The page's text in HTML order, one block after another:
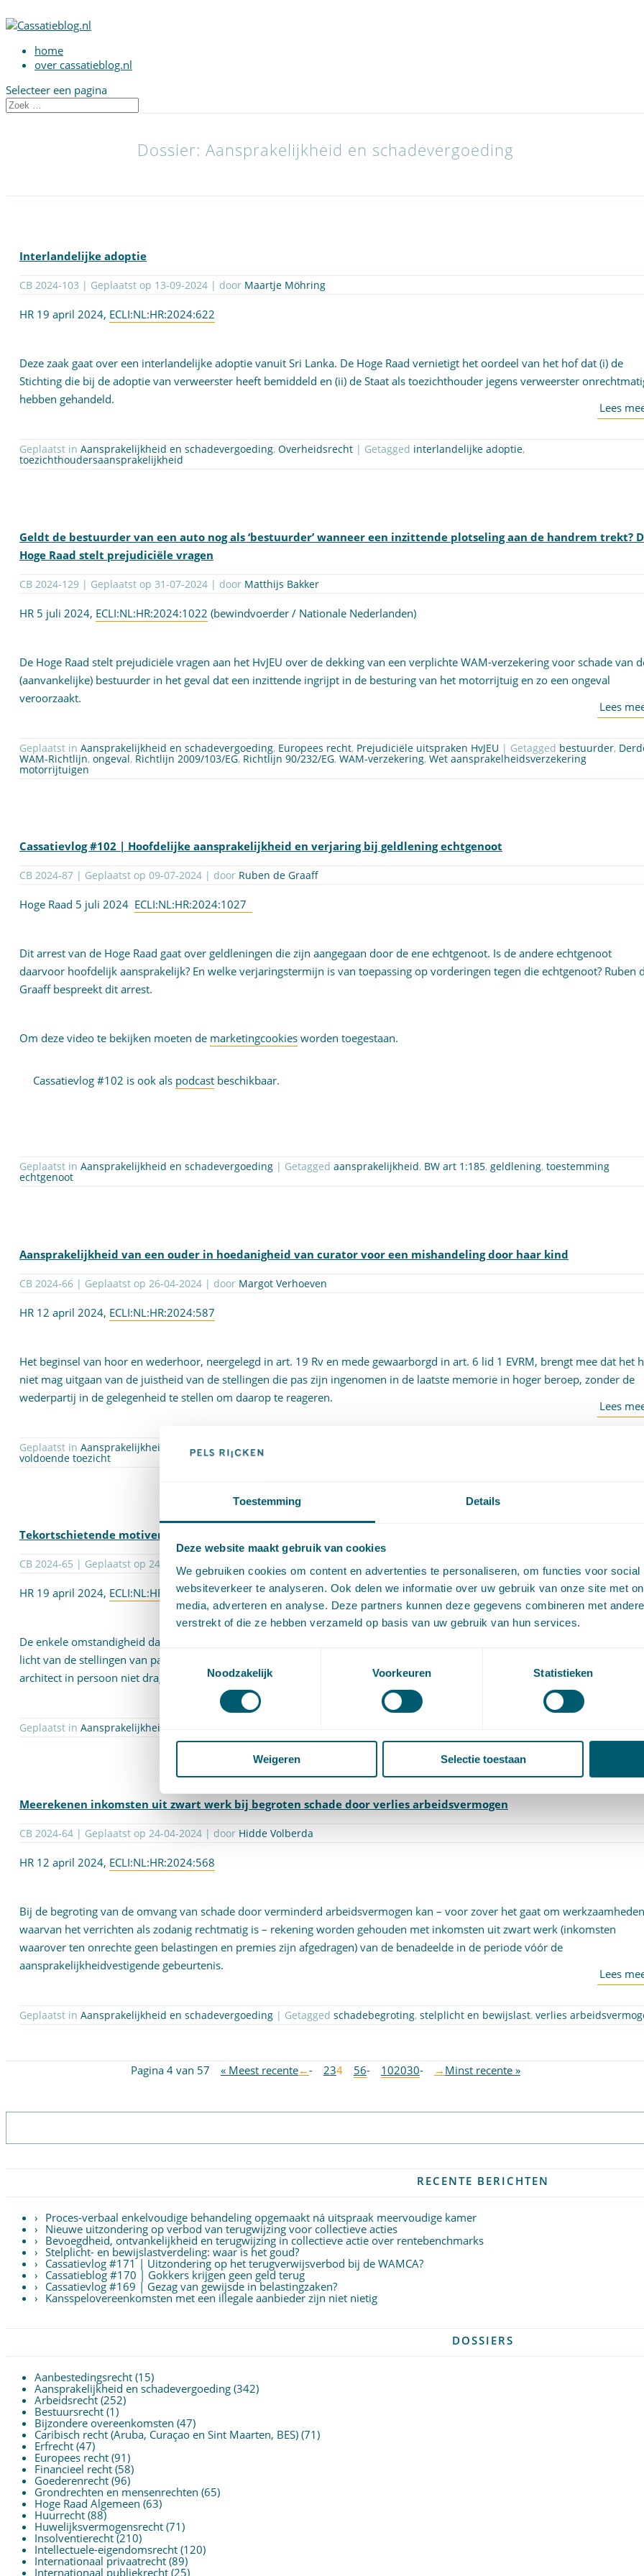
Toestemming Details
Deze website maakt gebruik van cookies
We gebruiken cookies om content en advertenties te personaliseren, om functies voor
websiteverkeer te analyseren. Ook delen we informatie over uw gebruik van onze site met
media, adverteren en analyse. Deze partners kunnen deze gegevens combineren met
verstrekt of die ze hebben verzameld op basis van uw gebruik van hun services.
Toestemmingsselectie
Noodzakelijk
Voorkeuren Statistieken
Weigeren Selectie toestaan
home
over cassatieblog.nl
Selecteer een pagina
Dossier: Aansprakelijkheid en schadevergoeding
Interlandelijke adoptie
CB 2024-103 | Geplaatst op 13-09-2024 | door Maartje Möhring
HR 19 april 2024, ECLI:NL:HR:2024:622
Deze zaak gaat over een interlandelijke adoptie vanuit Sri Lanka. De Hoge Raad vernietigt het oordeel van het hof dat (i) de
Stichting die bij de adoptie van verweerster heeft bemiddeld en (ii) de Staat als toezichthouder jegens verweerster
hebben gehandeld.
Geplaatst in Aansprakelijkheid en schadevergoeding, Overheidsrecht | Getagged interlandelijke adoptie,
toezichthoudersaansprakelijkheid
Geldt de bestuurder van een auto nog als ‘bestuurder’ wanneer een inzittende plotseling aan de handrem trekt?
Hoge Raad stelt prejudiciële vragen
CB 2024-129 | Geplaatst op 31-07-2024 | door Matthijs Bakker
HR 5 juli 2024, ECLI:NL:HR:2024:1022 (bewindvoerder / Nationale Nederlanden)
De Hoge Raad stelt prejudiciële vragen aan het HvJEU over de dekking van een verplichte WAM-verzekering voor schade van
(aanvankelijke) bestuurder in het geval dat een inzittende ingrijpt in de besturing van het motorrijtuig en zo een ongeval
veroorzaakt.
Geplaatst in Aansprakelijkheid en schadevergoeding, Europees recht, Prejudiciële uitspraken HvJEU | Getagged bestuurder,
WAM-Richtlijn, ongeval, Richtlijn 2009/103/EG, Richtlijn 90/232/EG, WAM-verzekering, Wet aansprakelheidsverzekering
motorrijtuigen
Cassatievlog #102 | Hoofdelijke aansprakelijkheid en verjaring bij geldlening echtgenoot
CB 2024-87 | Geplaatst op 09-07-2024 | door Ruben de Graaff
Hoge Raad 5 juli 2024 ECLI:NL:HR:2024:1027
Dit arrest van de Hoge Raad gaat over geldleningen die zijn aangegaan door de ene echtgenoot. Is de andere echtgenoot
daarvoor hoofdelijk aansprakelijk? En welke verjaringstermijn is van toepassing op vorderingen tegen die echtgenoot? Ruben
Graaff bespreekt dit arrest.
Om deze video te bekijken moeten de marketingcookies worden toegestaan.
Cassatievlog #102 is ook als podcast beschikbaar.
Geplaatst in Aansprakelijkheid en schadevergoeding | Getagged aansprakelijkheid, BW art 1:185, geldlening, toestemming
echtgenoot
Aansprakelijkheid van een ouder in hoedanigheid van curator voor een mishandeling door haar kind
CB 2024-66 | Geplaatst op 26-04-2024 | door Margot Verhoeven
HR 12 april 2024, ECLI:NL:HR:2024:587
Het beginsel van hoor en wederhoor, neergelegd in art. 19 Rv en mede gewaarborgd in art. 6 lid 1 EVRM, brengt mee dat het
niet mag uitgaan van de juistheid van de stellingen die pas zijn ingenomen in de laatste memorie in hoger beroep, zonder de
wederpartij in de gelegenheid te stellen om daarop te reageren.
Geplaatst in Aansprakelijkheid en schadevergoeding
voldoende toezicht
Tekortschietende motivering persoonlijke aansprakelijkheid architect
CB 2024-65 | Geplaatst op 24-04-2024 | door Giel Wind
HR 19 april 2024, ECLI:NL:HR:2024:628
De enkele omstandigheid dat in het partijdebat in hoger beroep veelal gezamenlijke partijaanduidingen zijn gebruikt, kan in
licht van de stellingen van partijen, en bij gebreke van enige motivering op dit punt, de toewijzing van de vorderingen tegen de
architect in persoon niet dragen.
Geplaatst in Aansprakelijkheid en schadevergoeding
Meerekenen inkomsten uit zwart werk bij begroten schade door verlies arbeidsvermogen
CB 2024-64 | Geplaatst op 24-04-2024 | door Hidde Volberda
HR 12 april 2024, ECLI:NL:HR:2024:568
Bij de begroting van de omvang van schade door verminderd arbeidsvermogen kan – voor zover het gaat om werkzaamheden
waarvan het verrichten als zodanig rechtmatig is – rekening worden gehouden met inkomsten uit zwart werk (inkomsten
waarover ten onrechte geen belastingen en premies zijn afgedragen) van de benadeelde in de periode vóór de
aansprakelijkheidvestigende gebeurtenis.
Geplaatst in Aansprakelijkheid en schadevergoeding | Getagged schadebegroting, stelplicht en bewijslast, verlies
Pagina 4 van 57 « Meest recente←- 234 56- 102030- → Minst recente »
RECENTE BERICHTEN
Proces-verbaal enkelvoudige behandeling opgemaakt ná uitspraak meervoudige kamer
Nieuwe uitzondering op verbod van terugwijzing voor collectieve acties
Bevoegdheid, ontvankelijkheid en terugwijzing in collectieve actie over rentebenchmarks
Stelplicht- en bewijslastverdeling: waar is het goud?
Cassatievlog #171 | Uitzondering op het terugverwijsverbod bij de WAMCA?
Cassatieblog #170 | Gokkers krijgen geen geld terug
Cassatievlog #169 | Gezag van gewijsde in belastingzaken?
Kansspelovereenkomsten met een illegale aanbieder zijn niet nietig
DOSSIERS
Aanbestedingsrecht (15)
Aansprakelijkheid en schadevergoeding (342)
Arbeidsrecht (252)
Bestuursrecht (1)
Bijzondere overeenkomsten (47)
Caribisch recht (Aruba, Curaçao en Sint Maarten, BES) (71)
Erfrecht (47)
Europees recht (91)
Financieel recht (58)
Goederenrecht (96)
Grondrechten en mensenrechten (65)
Hoge Raad Algemeen (63)
Huurrecht (88)
Huwelijksvermogensrecht (71)
Insolventierecht(210)
Intellectuele-eigendomsrecht (120)
Internationaal privaatrecht (89)
Internationaal publiekrecht (25)